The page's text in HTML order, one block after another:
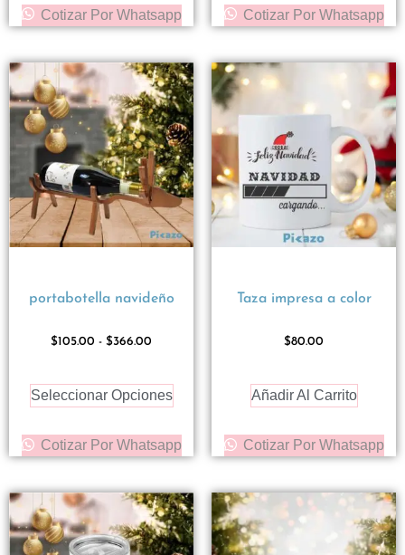
Cotizar Por Whatsapp Cotizar Por Whatsapp
portabotella navideño
$105.00 - $366.00
Seleccionar Opciones
Cotizar Por Whatsapp
Taza impresa a color
$80.00
Añadir Al Carrito
Cotizar Por Whatsapp